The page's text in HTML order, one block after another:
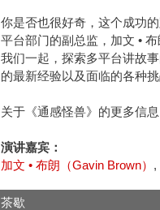
你是否也很好奇，这个成功
平台部门的副总监，加文 •
我们一起，探索多平台讲故
的最新经验以及面临的各种挑
关于《通感怪兽》的更多信
演讲嘉宾：
加文 • 布朗（Gavin Brown） ,
茶歇